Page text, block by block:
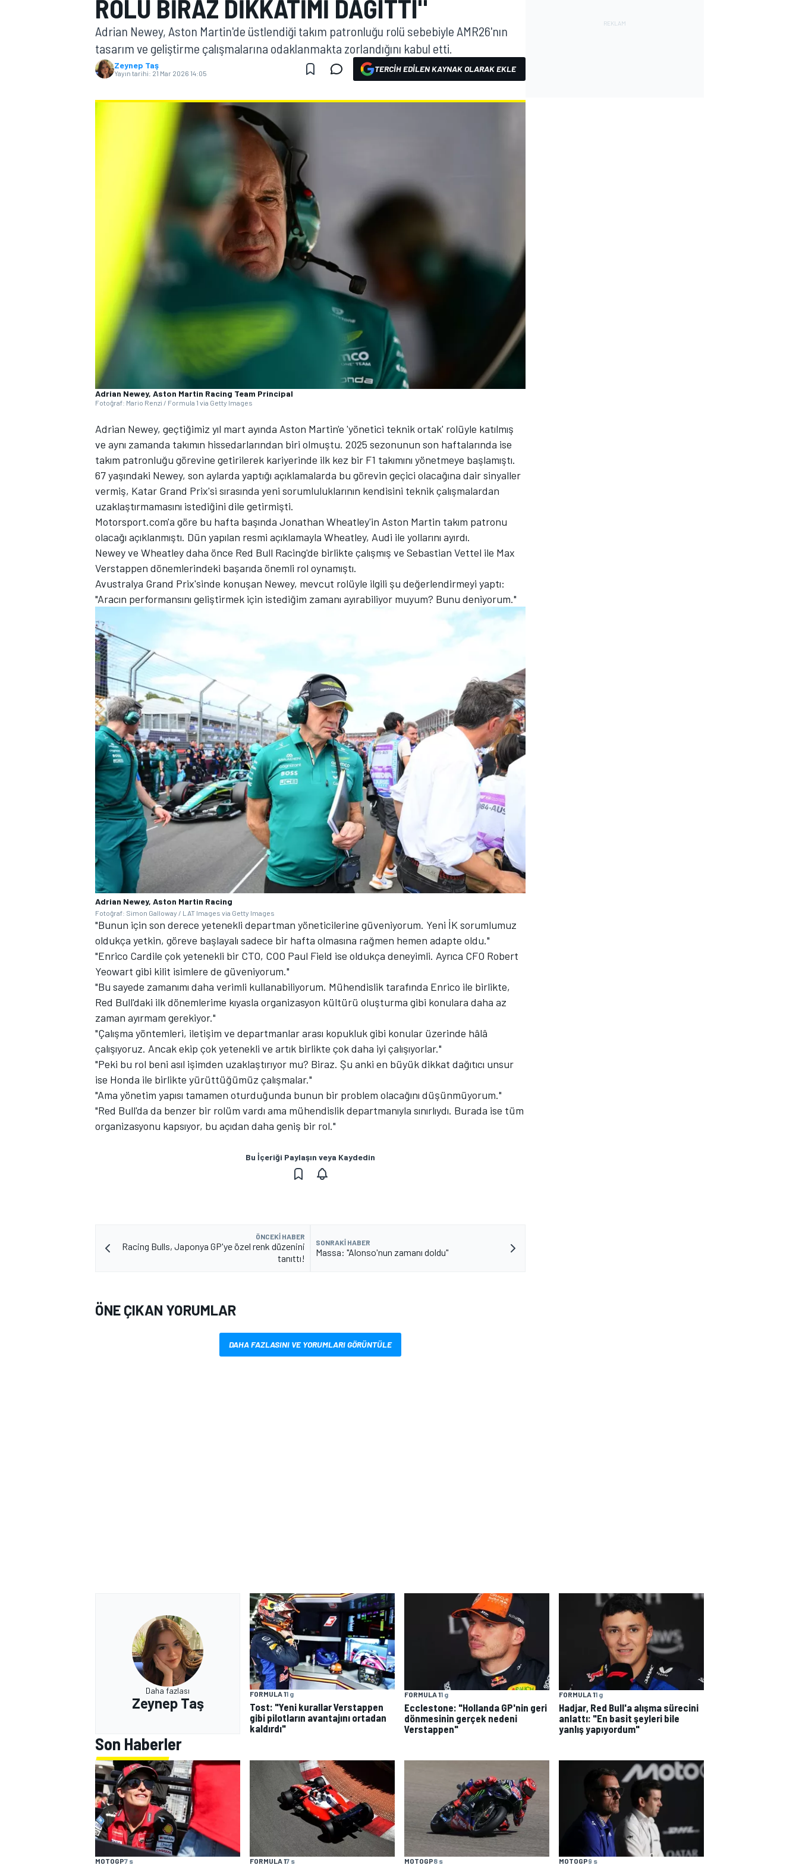
MOTOGP
WORLD SUPERBIKE
WRC
TÜRK SPORCULAR
ROLÜ BIRAZ DIKKATIMI DAĞITTI"
Adrian Newey, Aston Martin'de üstlendiği takım patronluğu rolü sebebiyle AMR26'nın
tasarım ve geliştirme çalışmalarına odaklanmakta zorlandığını kabul etti.
Zeynep Taş
Yayın tarihi: 21 Mar 2026 14:05 TERCIH EDILEN KAYNAK OLARAK EKLE
Adrian Newey, Aston Martin Racing Team Principal
Fotoğraf: Mario Renzi / Formula 1 via Getty Images
Adrian Newey, geçtiğimiz yıl mart ayında Aston Martin'e 'yönetici teknik ortak' rolüyle katılmış
ve aynı zamanda takımın hissedarlarından biri olmuştu. 2025 sezonunun son haftalarında ise
takım patronluğu görevine getirilerek kariyerinde ilk kez bir F1 takımını yönetmeye başlamıştı.
67 yaşındaki Newey, son aylarda yaptığı açıklamalarda bu görevin geçici olacağına dair sinyaller
vermiş, Katar Grand Prix'si sırasında yeni sorumluluklarının kendisini teknik çalışmalardan
uzaklaştırmamasını istediğini dile getirmişti.
Motorsport.com'a göre bu hafta başında Jonathan Wheatley'in Aston Martin takım patronu
olacağı açıklanmıştı. Dün yapılan resmi açıklamayla Wheatley, Audi ile yollarını ayırdı.
Newey ve Wheatley daha önce Red Bull Racing'de birlikte çalışmış ve Sebastian Vettel ile Max
Verstappen dönemlerindeki başarıda önemli rol oynamıştı.
Avustralya Grand Prix'sinde konuşan Newey, mevcut rolüyle ilgili şu değerlendirmeyi yaptı:
"Aracın performansını geliştirmek için istediğim zamanı ayırabiliyor muyum? Bunu deniyorum."
Adrian Newey, Aston Martin Racing
Fotoğraf: Simon Galloway / LAT Images via Getty Images
"Bunun için son derece yetenekli departman yöneticilerine güveniyorum. Yeni İK sorumlumuz
oldukça yetkin, göreve başlayalı sadece bir hafta olmasına rağmen hemen adapte oldu."
"Enrico Cardile çok yetenekli bir CTO, COO Paul Field ise oldukça deneyimli. Ayrıca CFO Robert
Yeowart gibi kilit isimlere de güveniyorum."
"Bu sayede zamanımı daha verimli kullanabiliyorum. Mühendislik tarafında Enrico ile birlikte,
Red Bull'daki ilk dönemlerime kıyasla organizasyon kültürü oluşturma gibi konulara daha az
zaman ayırmam gerekiyor."
"Çalışma yöntemleri, iletişim ve departmanlar arası kopukluk gibi konular üzerinde hâlâ
çalışıyoruz. Ancak ekip çok yetenekli ve artık birlikte çok daha iyi çalışıyorlar."
"Peki bu rol beni asıl işimden uzaklaştırıyor mu? Biraz. Şu anki en büyük dikkat dağıtıcı unsur
ise Honda ile birlikte yürüttüğümüz çalışmalar."
"Ama yönetim yapısı tamamen oturduğunda bunun bir problem olacağını düşünmüyorum."
"Red Bull'da da benzer bir rolüm vardı ama mühendislik departmanıyla sınırlıydı. Burada ise tüm
organizasyonu kapsıyor, bu açıdan daha geniş bir rol."
Bu İçeriği Paylaşın veya Kaydedin
ÖNCEKI HABER
Racing Bulls, Japonya GP'ye özel renk düzenini
tanıttı!
SONRAKI HABER
Massa: "Alonso'nun zamanı doldu"
ÖNE ÇIKAN YORUMLAR
DAHA FAZLASINI VE YORUMLARI GÖRÜNTÜLE
Daha fazlası
Zeynep Taş
FORMULA 11 g
Tost: "Yeni kurallar Verstappen
gibi pilotların avantajını ortadan
kaldırdı"
FORMULA 11 g
Ecclestone: "Hollanda GP'nin geri
dönmesinin gerçek nedeni
Verstappen"
FORMULA 11 g
Hadjar, Red Bull'a alışma sürecini
anlattı: "En basit şeyleri bile
yanlış yapıyordum"
Son Haberler
MOTOGP7 s FORMULA 17 s MOTOGP8 s MOTOGP9 s